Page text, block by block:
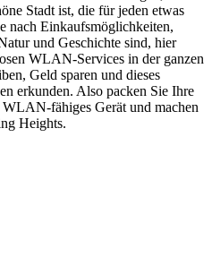
Stadt ist, die für jeden etwas
nach Einkaufsmöglichkeiten,
und Geschichte sind, hier
WLAN-Services in der ganzen
Geld sparen und dieses
erkunden. Also packen Sie Ihre
fähiges Gerät und machen
Heights.